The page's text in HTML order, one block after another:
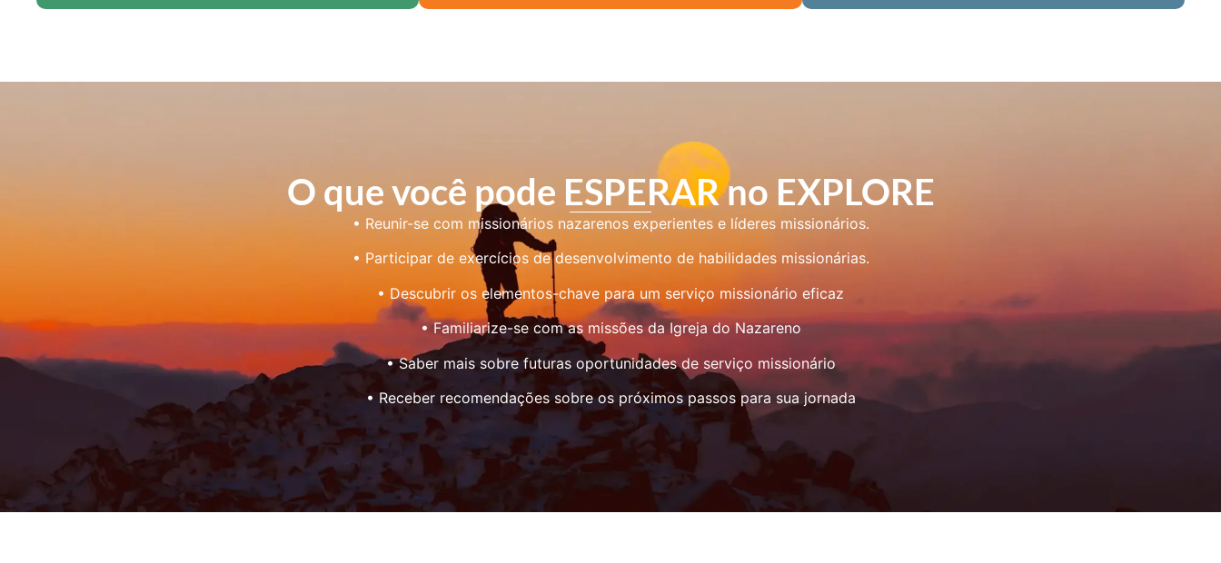
O que você pode ESPERAR no EXPLORE
• Reunir-se com missionários nazarenos experientes e líderes missionários.
• Participar de exercícios de desenvolvimento de habilidades missionárias.
• Descubrir os elementos-chave para um serviço missionário eficaz
• Familiarize-se com as missões da Igreja do Nazareno
• Saber mais sobre futuras oportunidades de serviço missionário
• Receber recomendações sobre os próximos passos para sua jornada